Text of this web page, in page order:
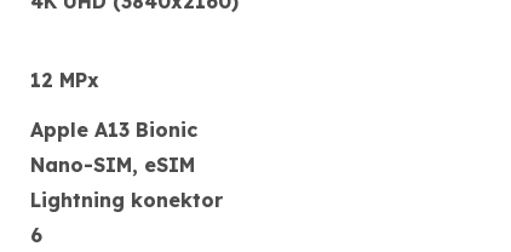
12 MPx
Apple A13 Bionic
Nano-SIM, eSIM
Lightning konektor
6